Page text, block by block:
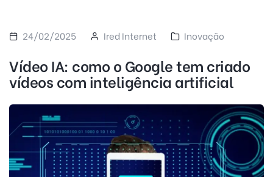
24/02/2025 Ired Internet Inovação
Vídeo IA: como o Google tem criado
vídeos com inteligência artificial